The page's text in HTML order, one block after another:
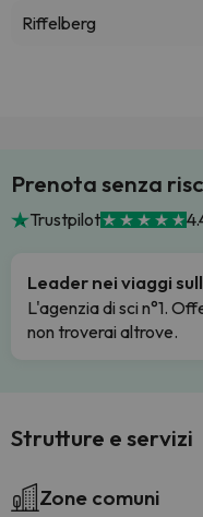
Riffelberg
Prenota senza
Trustpilot
Leader nei viaggi
L'agenzia di sci n°1.
non troverai altrove.
Strutture e servizi
Zone comuni